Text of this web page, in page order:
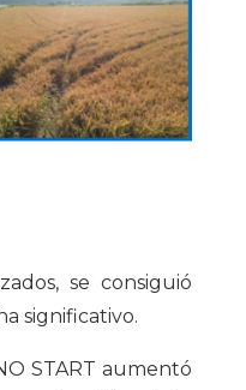
se consiguió
significativo.
START aumentó